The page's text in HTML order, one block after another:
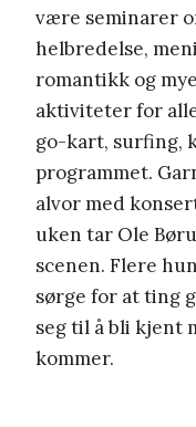
være seminarer
helbredelse,
romantikk og
aktiviteter for
go-kart, surfing,
programmet.
alvor med
uken tar Ole
scenen. Flere
sørge for at ting
seg til å bli kjent
kommer.